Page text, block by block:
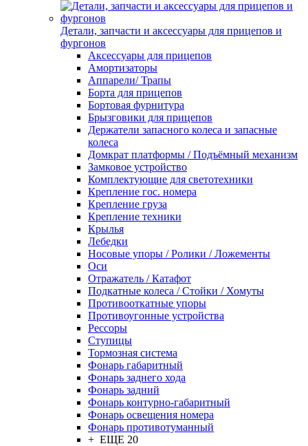
Детали, запчасти и аксессуары для прицепов и
фургонов
Аксессуары для прицепов
Амортизаторы
Аппарели/ Трапы
Борта для прицепов
Бортовая фурнитура
Брызговики для прицепов
Держатели запасного колеса и запасные
колеса
Домкрат платформы / Подъёмный механизм
Замковое устройство
Комплектующие для светотехники
Крепление гос. номера
Крепление груза
Крепление техники
Крылья
Лебедки
Носовые упоры / Ролики / Ложементы
Оси
Отражатель / Катафот
Подкатные колеса / Стойки / Хомуты
Противооткатные упоры
Противоугонные устройства
Рессоры
Ступицы
Тормозная система
Фонарь габаритный
Фонарь заднего хода
Фонарь задний
Фонарь контурно-габаритный
Фонарь освещения номера
Фонарь противотуманный
+ ЕЩЕ 20